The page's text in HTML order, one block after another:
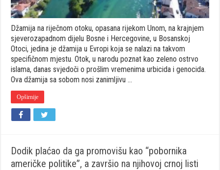
Džamija na riječnom otoku, opasana rijekom Unom, na krajnjem
sjeverozapadnom dijelu Bosne i Hercegovine, u Bosanskoj
Otoci, jedina je džamija u Evropi koja se nalazi na takvom
specifičnom mjestu. Otok, u narodu poznat kao zeleno ostrvo
islama, danas svjedoči o prošlim vremenima urbicida i genocida.
Ova džamija sa sobom nosi zanimljivu …
Opširnije
Dodik plaćao da ga promovišu kao “pobornika
američke politike”, a završio na njihovoj crnoj listi